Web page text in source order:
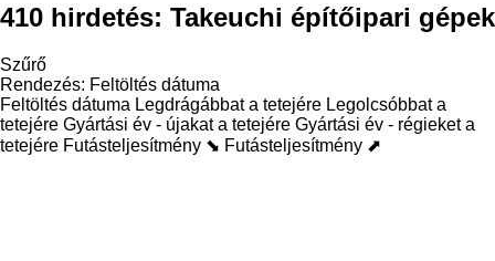
410 hirdetés: Takeuchi építőipari gépek
Szűrő
Rendezés: Feltöltés dátuma
Feltöltés dátuma Legdrágábbat a tetejére Legolcsóbbat a
tetejére Gyártási év - újakat a tetejére Gyártási év - régieket a
tetejére Futásteljesítmény ⬊ Futásteljesítmény ⬈